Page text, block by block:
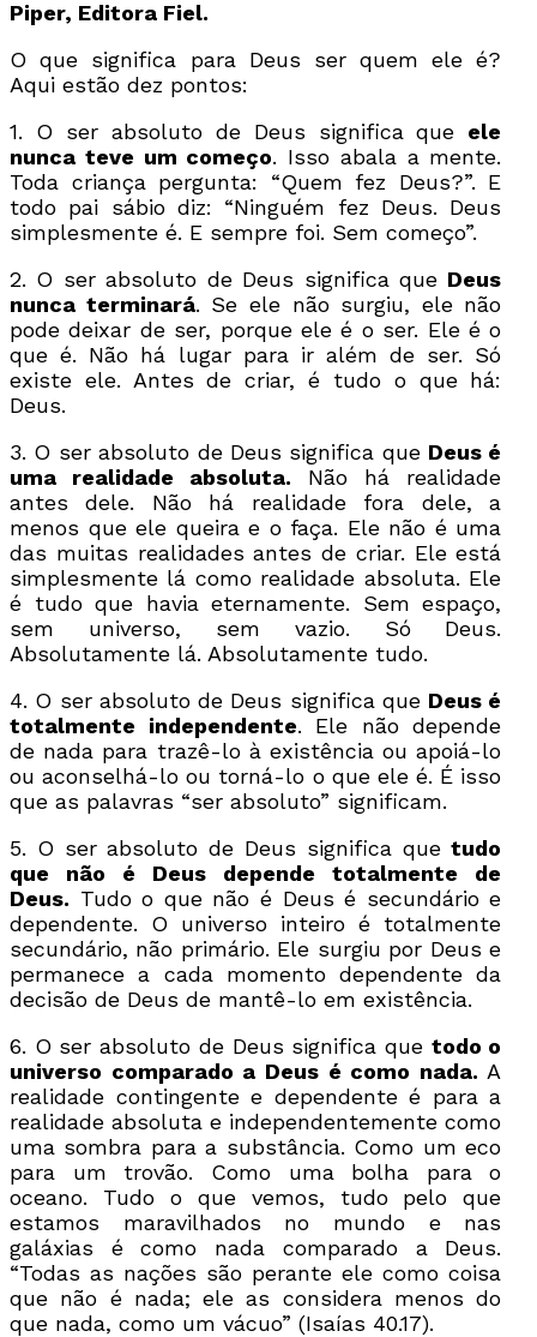
Piper, Editora Fiel.
O que significa para Deus ser quem ele é?
Aqui estão dez pontos:
1. O ser absoluto de Deus significa que ele
nunca teve um começo. Isso abala a mente.
Toda criança pergunta: “Quem fez Deus?”. E
todo pai sábio diz: “Ninguém fez Deus. Deus
simplesmente é. E sempre foi. Sem começo”.
2. O ser absoluto de Deus significa que Deus
nunca terminará. Se ele não surgiu, ele não
pode deixar de ser, porque ele é o ser. Ele é o
que é. Não há lugar para ir além de ser. Só
existe ele. Antes de criar, é tudo o que há:
Deus.
3. O ser absoluto de Deus significa que Deus é
uma realidade absoluta. Não há realidade
antes dele. Não há realidade fora dele, a
menos que ele queira e o faça. Ele não é uma
das muitas realidades antes de criar. Ele está
simplesmente lá como realidade absoluta. Ele
é tudo que havia eternamente. Sem espaço,
sem universo, sem vazio. Só Deus.
Absolutamente lá. Absolutamente tudo.
4. O ser absoluto de Deus significa que Deus é
totalmente independente. Ele não depende
de nada para trazê-lo à existência ou apoiá-lo
ou aconselhá-lo ou torná-lo o que ele é. É isso
que as palavras “ser absoluto” significam.
5. O ser absoluto de Deus significa quetudo
que não é Deus depende totalmente de
Deus. Tudo o que não é Deus é secundário e
dependente. O universo inteiro é totalmente
secundário, não primário. Ele surgiu por Deus e
permanece a cada momento dependente da
decisão de Deus de mantê-lo em existência.
6. O ser absoluto de Deus significa que todo o
universo comparado a Deus é como nada. A
realidade contingente e dependente é para a
realidade absoluta e independentemente como
uma sombra para a substância. Como um eco
para um trovão. Como uma bolha para o
oceano. Tudo o que vemos, tudo pelo que
estamos maravilhados no mundo e nas
galáxias é como nada comparado a Deus.
“Todas as nações são perante ele como coisa
que não é nada; ele as considera menos do
que nada, como um vácuo” (Isaías 40.17).